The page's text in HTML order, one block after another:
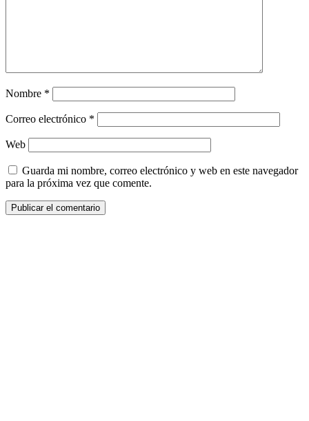
Nombre *
Correo electrónico *
Web
Guarda mi nombre, correo electrónico y web en este navegador
para la próxima vez que comente.